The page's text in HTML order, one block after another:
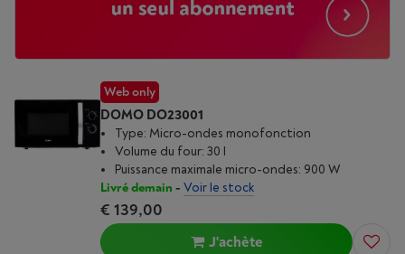
Web only
DOMO DO23001
Type: Micro-ondes monofonction
Volume du four: 30 l
Puissance maximale micro-ondes: 900 W
Livré demain - Voir le stock
€ 139,00
J'achète